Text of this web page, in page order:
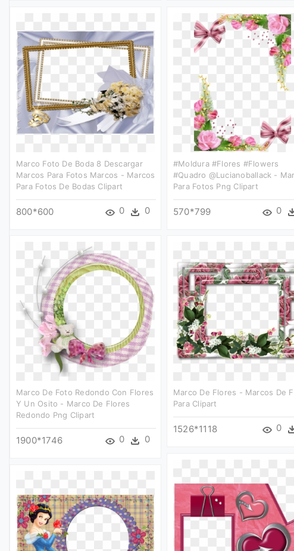
Marco Foto De Boda 8 Descargar
Marcos Para Fotos Marcos - Marcos
Para Fotos De Bodas Clipart
800*600 0 0
#moldura #flores #flowers
#quadro @lucianoballack -
Para Fotos Png Clipart
570*799 0
Marco De Foto Redondo Con Flores
Y Un Osito - Marco De Flores
Redondo Png Clipart
1900*1746 0 0
Marco De Flores - Marcos De
Para Clipart
1526*1118 0